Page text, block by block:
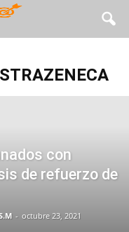
con
de refuerzo de
- octubre 23, 2021